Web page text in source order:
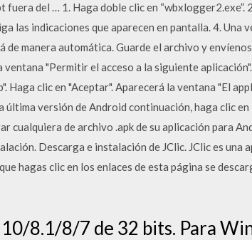
del … 1. Haga doble clic en “wbxlogger2.exe”.
las indicaciones que aparecen en pantalla. 4.
de manera automática. Guarde el archivo y
ventana "Permitir el acceso a la siguiente
Haga clic en "Aceptar". Aparecerá la ventana "El
última versión de Android continuación, haga clic
cualquiera de archivo .apk de su aplicación para
Descarga e instalación de JClic. JClic es
hagas clic en los enlaces de esta página se
8.1/8/7 de 32 bits. Para